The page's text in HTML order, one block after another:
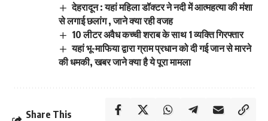
देहरादून : यहां महिला डॉक्टर ने नदी में आत्महत्या की मंशा
से लगाई छलांग , जाने क्या रही वजह
10 लीटर अवैध कच्ची शराब के साथ 1 व्यक्ति गिरफ्तार
यहां भू-माफिया द्वारा ग्राम प्रधान को दी गई जान से मारने
की धमकी, खबर जाने क्या है ये पूरा मामला
Share This